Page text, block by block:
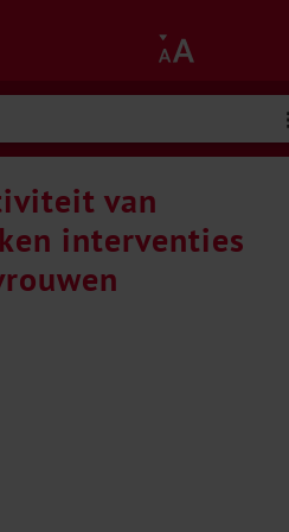
van
interventies